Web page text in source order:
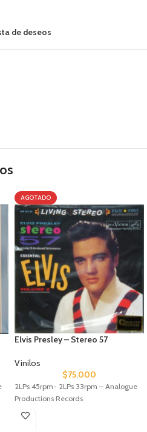
de deseos
AGOTADO
Elvis Presley – Stereo 57
Vinilos
$75.000
2LPs 45rpm- 2LPs 33rpm – Analogue
Productions Records